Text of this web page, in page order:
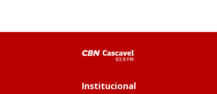
Institucional